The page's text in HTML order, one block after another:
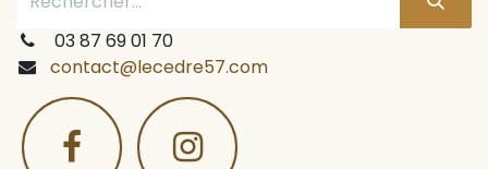
03 87 69 01 70
contact@lecedre57.com